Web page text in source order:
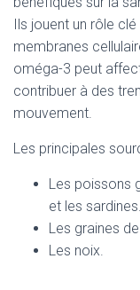
Ils jouent un rôle
membranes
oméga-3 peut
contribuer à des
mouvement.
Les principales
Les poissons
et les sardines.
Les graines
Les noix.